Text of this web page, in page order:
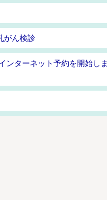
がん検診
ンターネット予約を開始しま